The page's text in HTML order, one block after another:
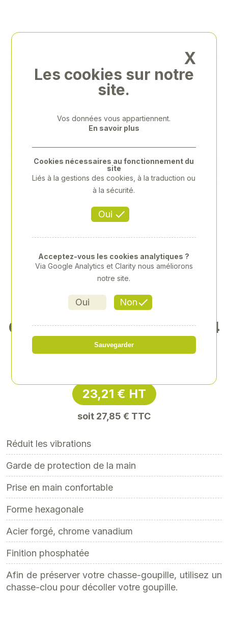
CHASSE GOUPILLE GAINÉ 14
X 290MM
23,21 € HT
soit 27,85 € TTC
Réduit les vibrations
Garde de protection de la main
Prise en main confortable
Forme hexagonale
Acier forgé, chrome vanadium
Finition phosphatée
Afin de préserver votre chasse-goupille, utilisez un
chasse-clou pour décoller votre goupille.
X
Les cookies sur notre
site.
Vos données vous appartiennent.
En savoir plus
Oui
Cookies nécessaires au fonctionnement du
site
Liés à la gestions des cookies, à la traduction ou
à la sécurité.
Oui Non
Acceptez-vous les cookies analytiques ?
Via Google Analytics et Clarity nous améliorons
notre site.
Sauvegarder